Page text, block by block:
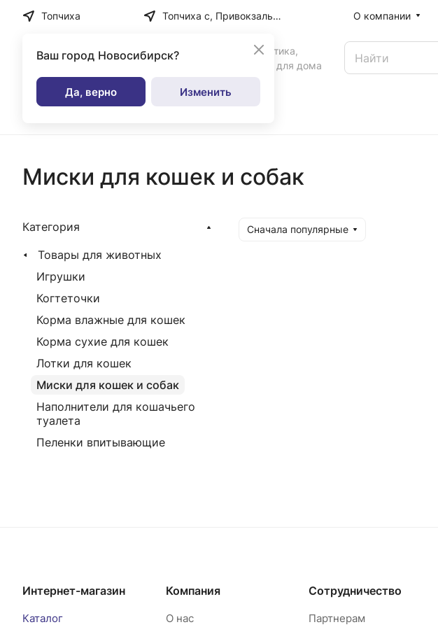
Топчиха
Ваш город Новосибирск?
Да, верно Изменить
Топчиха с, Привокзальная ул, дом № 35 О компании
Бытовая химия, косметика,
парфюмерия и товары для дома
Каталог
Миски для кошек и собак
Сначала популярные
Категория
Товары для животных
Игрушки
Когтеточки
Корма влажные для кошек
Корма сухие для кошек
Лотки для кошек
Миски для кошек и собак
Наполнители для кошачьего
туалета
Пеленки впитывающие
Интернет-магазин
Каталог
Компания
О нас
Сотрудничество
Партнерам